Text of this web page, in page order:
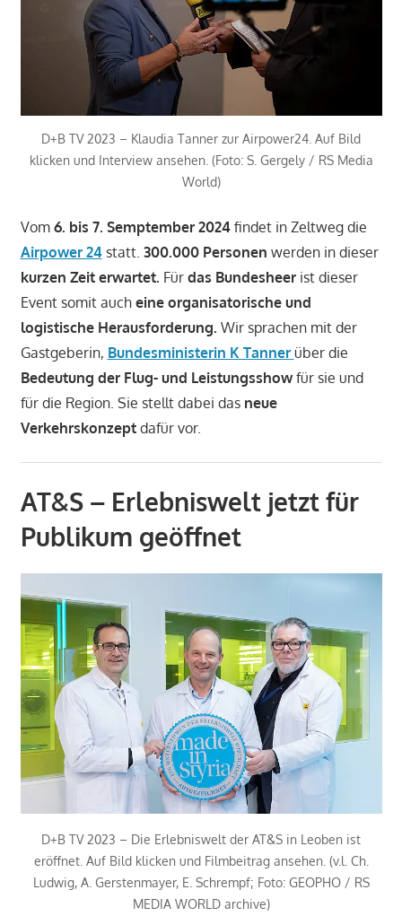
D+B TV 2023 – Klaudia Tanner zur Airpower24. Auf Bild
klicken und Interview ansehen. (Foto: S. Gergely / RS Media
World)
Vom 6. bis 7. Semptember 2024findet in Zeltweg die
Airpower 24 statt. 300.000 Personen werden in dieser
kurzen Zeit erwartet. Für das Bundesheerist dieser
Event somit auch eine organisatorische und
logistische Herausforderung. Wir sprachen mit der
Gastgeberin, Bundesministerin K Tanner über die
Bedeutung der Flug- und Leistungsshowfür sie und
für die Region. Sie stellt dabei das neue
Verkehrskonzeptdafür vor.
AT&S – Erlebniswelt jetzt für
Publikum geöffnet
D+B TV 2023 – Die Erlebniswelt der AT&S in Leoben ist
eröffnet. Auf Bild klicken und Filmbeitrag ansehen. (v.l. Ch.
Ludwig, A. Gerstenmayer, E. Schrempf; Foto: GEOPHO / RS
MEDIA WORLD archive)